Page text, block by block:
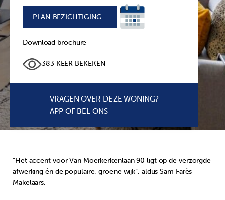
PLAN BEZICHTIGING
Download brochure
383 KEER BEKEKEN
VRAGEN OVER DEZE WONING?
APP OF BEL ONS
“Het accent voor Van Moerkerkenlaan 90 ligt op de verzorgde
afwerking én de populaire, groene wijk”, aldus Sam Farès
Makelaars.